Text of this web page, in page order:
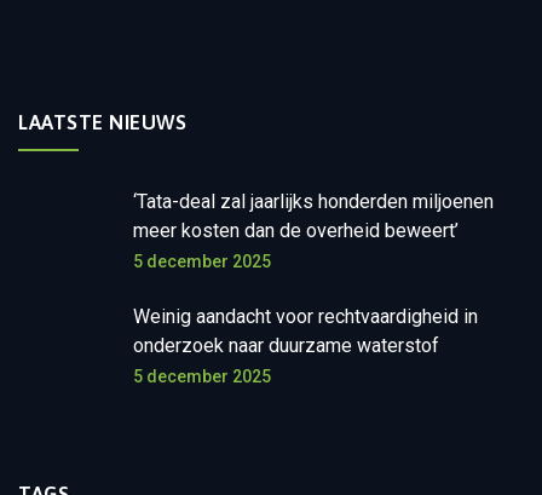
LAATSTE NIEUWS
‘Tata-deal zal jaarlijks honderden miljoenen
meer kosten dan de overheid beweert’
5 december 2025
Weinig aandacht voor rechtvaardigheid in
onderzoek naar duurzame waterstof
5 december 2025